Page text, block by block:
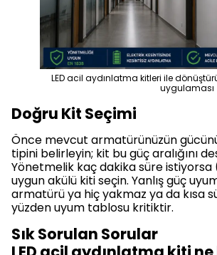
LED acil aydınlatma kitleri ile
uygulaması
Doğru Kit Seçimi
Önce mevcut armatürünüzün
tipini belirleyin; kit bu güç aralığını
Yönetmelik kaç dakika süre
uygun akülü kiti seçin. Yanlış güç
armatürü ya hiç yakmaz ya da kısa
yüzden uyum tablosu kritiktir.
Sık Sorulan Sorular